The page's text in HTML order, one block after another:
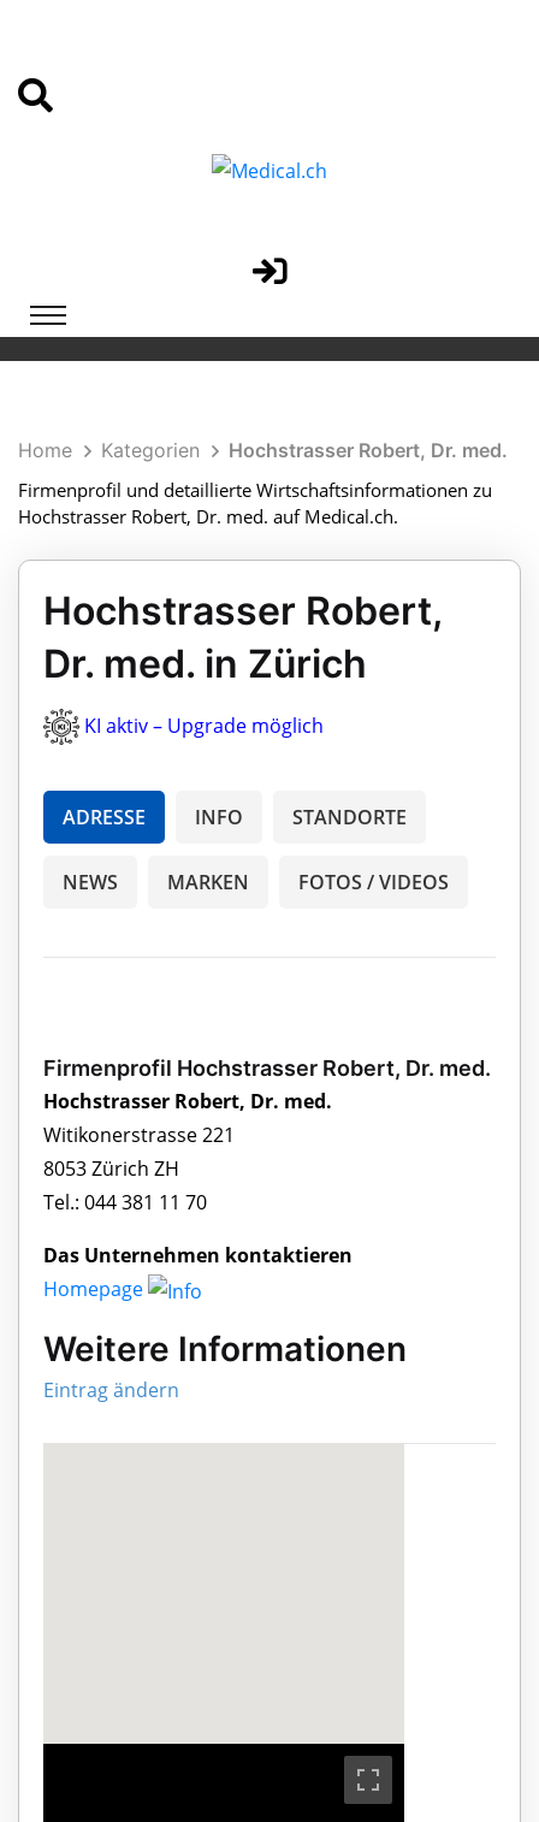
Home Kategorien
Hochstrasser Robert, Dr. med.
Firmenprofil und detaillierte Wirtschaftsinformationen zu
Hochstrasser Robert, Dr. med. auf Medical.ch.
Hochstrasser Robert,
Dr. med. in Zürich
KI aktiv – Upgrade möglich
ADRESSE INFO STANDORTE
NEWS MARKEN FOTOS / VIDEOS
Firmenprofil Hochstrasser Robert, Dr. med.
Hochstrasser Robert, Dr. med.
Witikonerstrasse 221
8053 Zürich ZH
Tel.: 044 381 11 70
Das Unternehmen kontaktieren
Homepage
Weitere Informationen
Eintrag ändern